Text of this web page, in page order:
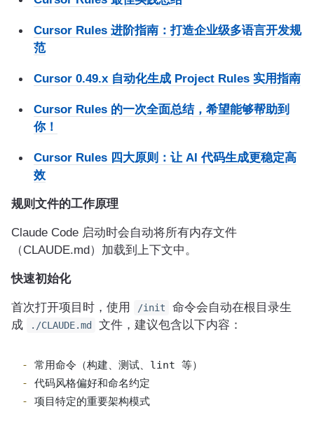
Cursor Rules 进阶指南：打造企业级多语言开发规
范
Cursor 0.49.x 自动化生成 Project Rules 实用指南
Cursor Rules 的一次全面总结，希望能够帮助到
你！
Cursor Rules 四大原则：让 AI 代码生成更稳定高
效
规则文件的工作原理
Claude Code 启动时会自动将所有内存文件
（CLAUDE.md）加载到上下文中。
快速初始化
首次打开项目时，使用 /init
命令会自动在根目录生
成
./CLAUDE.md 文件，建议包含以下内容：
-
-
- 项目特定的重要架构模式